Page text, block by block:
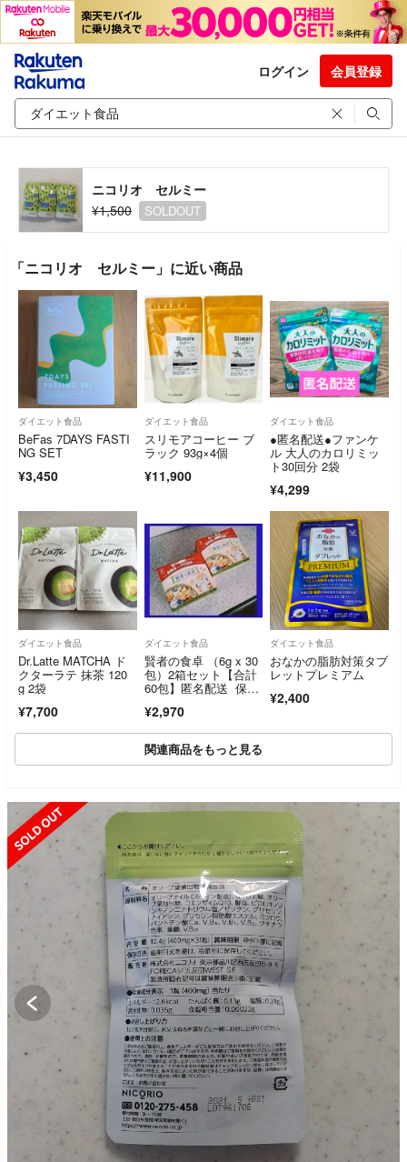
ログイン 会員登録
ニコリオ セルミー
¥1,500
SOLDOUT
「ニコリオ セルミー」に近い商品
ダイエット食品
BeFas 7DAYS FASTI
NG SET
¥3,450
ダイエット食品
スリモアコーヒー ブ
ラック 93g×4個
¥11,900
ダイエット食品
●匿名配送●ファンケ
ル 大人のカロリミッ
ト30回分 2袋
¥4,299
ダイエット食品
Dr.Latte MATCHA ド
クターラテ 抹茶 120
g 2袋
¥7,700
ダイエット食品
賢者の食卓 （6g x 30
包）2箱セット【合計
60包】匿名配送 保健
¥2,970
ダイエット食品
おなかの脂肪対策タブ
レットプレミアム
¥2,400
関連商品をもっと見る
SOLD OUT